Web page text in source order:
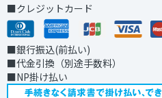
■クレジットカード
■銀行振込(前払い)
■代金引換（別途手数料）
■NP掛け払い